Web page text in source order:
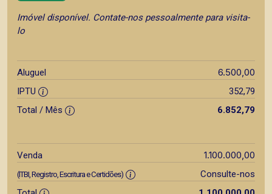
Imóvel disponível. Contate-nos pessoalmente para visita-
lo
Aluguel 6.500,00
IPTU
352,79
Total / Mês
6.852,79
Venda 1.100.000,00
(ITBI, Registro, Escritura e Certidões)
Consulte-nos